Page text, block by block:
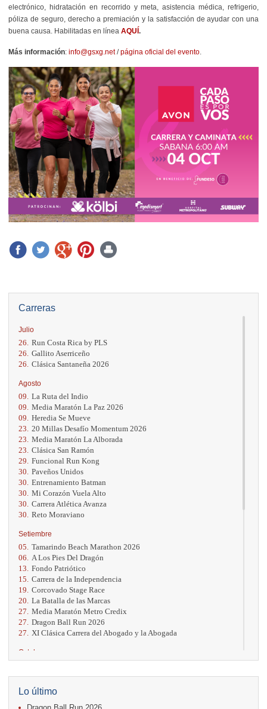
Carreras
Julio
26. Run Costa Rica by PLS
26. Gallito Aserriceño
26. Clásica Santaneña 2026
Agosto
09. La Ruta del Indio
09. Media Maratón La Paz 2026
09. Heredia Se Mueve
23. 20 Millas Desafío Momentum 2026
23. Media Maratón La Alborada
23. Clásica San Ramón
29. Funcional Run Kong
30. Paveños Unidos
30. Entrenamiento Batman
30. Mi Corazón Vuela Alto
30. Carrera Atlética Avanza
30. Reto Moraviano
Setiembre
05. Tamarindo Beach Marathon 2026
06.
A Los Pies Del Dragón
13. Fondo Patriótico
15. Carrera de la Independencia
19. Corcovado Stage Race
20. La Batalla de las Marcas
27. Media Maratón Metro Credix
27. Dragon Ball Run 2026
27.
XI Clásica Carrera del Abogado y la Abogada
Octubre
04. San Carlos Rosa
04.
Relevos Tres Ríos
04. Kilómetros Rosa
Lo último
electrónico, hidratación en recorrido y meta, asistencia médica, refrigerio,
póliza de seguro, derecho a premiación y la satisfacción de ayudar con una
buena causa. Habilitadas en línea AQUÍ.
Más información: info@gsxg.net/página oficial del evento